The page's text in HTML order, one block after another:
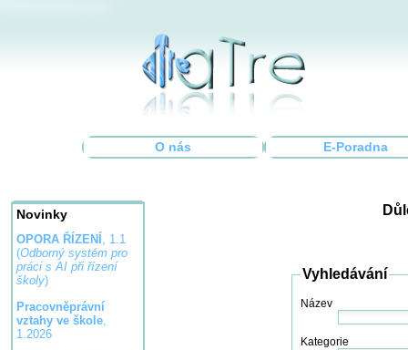
O nás E-Poradna
Novinky
OPORA ŘÍZENÍ , 1.1
(Odborný systém pro
práci s AI při řízení
školy)
Pracovněprávní
vztahy ve škole,
1.2026
Vyhledávání
Název
Kategorie